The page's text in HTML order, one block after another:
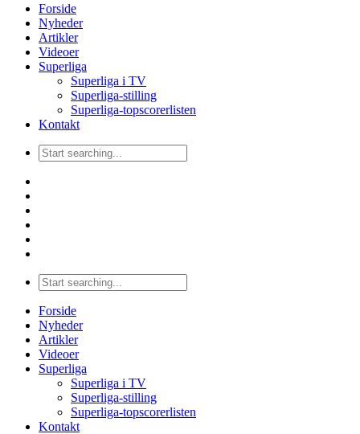
Forside
Nyheder
Artikler
Videoer
Superliga
Superliga i TV
Superliga-stilling
Superliga-topscorerlisten
Kontakt
Forside
Nyheder
Artikler
Videoer
Superliga
Superliga i TV
Superliga-stilling
Superliga-topscorerlisten
Kontakt